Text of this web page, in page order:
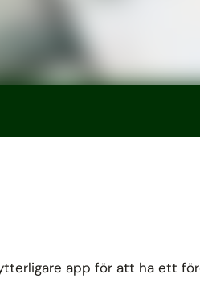
app för att ha ett